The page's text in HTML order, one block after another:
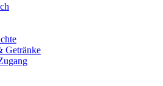
Getränke